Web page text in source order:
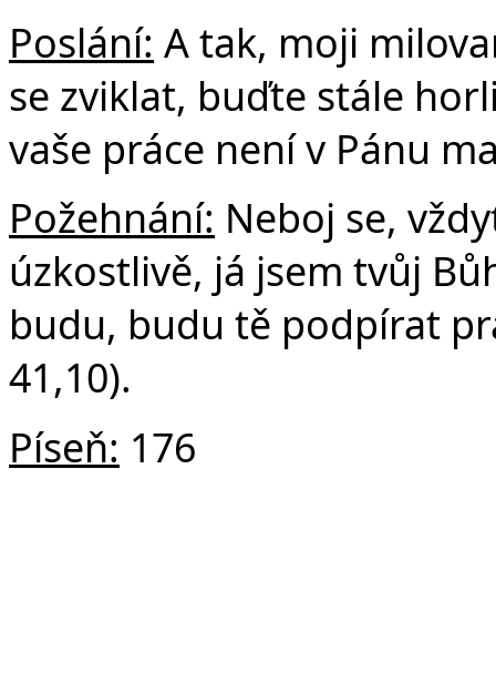
Poslání: A tak, moji
se zviklat, buďte stále
vaše práce není v Pánu
Požehnání: Neboj se,
úzkostlivě, já jsem tvůj
budu, budu tě podpírat
41,10).
Píseň: 176